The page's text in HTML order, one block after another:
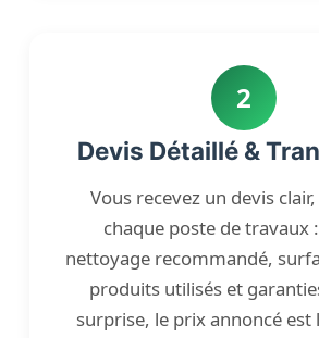
2
Devis Détaillé &
Vous recevez un devis
chaque poste de travaux
nettoyage recommandé,
produits utilisés et
surprise, le prix annoncé est